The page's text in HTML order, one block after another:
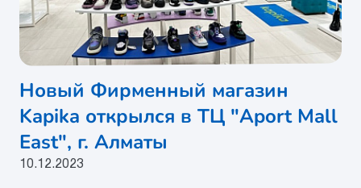
Новый Фирменный магазин
Kapika открылся в ТЦ "Aport Mall
East", г. Алматы
10.12.2023